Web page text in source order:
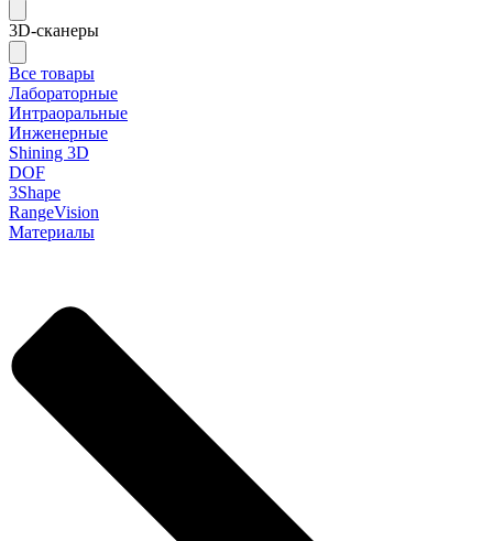
3D-сканеры
Все товары
Лабораторные
Интраоральные
Инженерные
Shining 3D
DOF
3Shape
RangeVision
Материалы